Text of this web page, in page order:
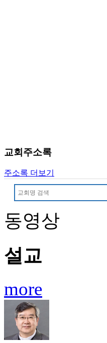
교회주소록
주소록 더보기
동영상
설교
more